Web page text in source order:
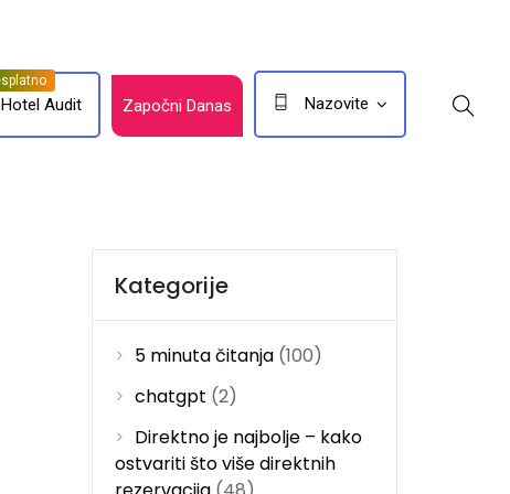
Hotel Audit Započni Danas Nazovite
Kategorije
5 minuta čitanja(100)
chatgpt (2)
Direktno je najbolje – kako
ostvariti što više direktnih